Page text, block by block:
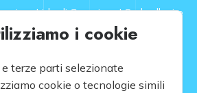
a Lido di Camaiore | Ombrelloni e
a Rapallo | Ombrelloni e
i cookie
e terze parti selezionate
cookie o tecnologie simili